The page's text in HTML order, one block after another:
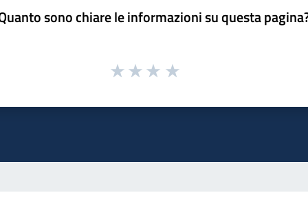
sono chiare le informazioni su questa